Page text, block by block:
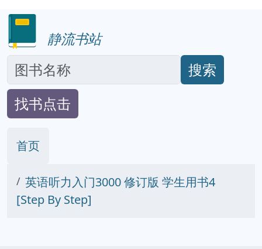
静流书站
搜索
找书点击
首页
英语听力入门3000 修订版 学生用书4
[Step By Step]